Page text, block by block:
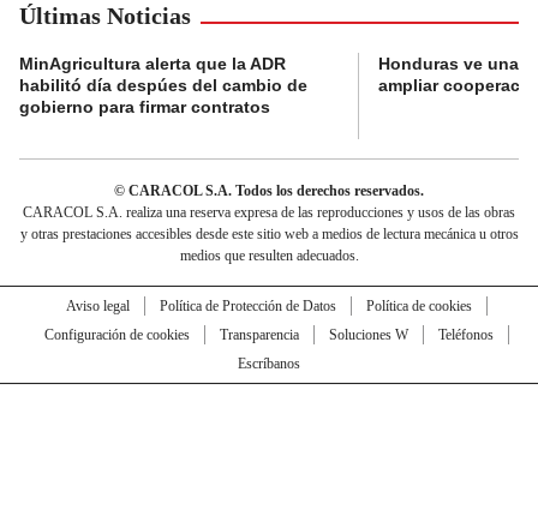
Últimas Noticias
MinAgricultura alerta que la ADR
habilitó día despúes del cambio de
gobierno para firmar contratos
Honduras ve una
ampliar
© CARACOL S.A. Todos los derechos reservados.
CARACOL S.A. realiza una reserva expresa de las reproducciones y usos de las obras
y otras prestaciones accesibles desde este sitio web a medios de lectura mecánica u otros
medios que resulten adecuados.
Aviso legal Política de Protección de Datos
Política de cookies
Configuración de cookies
Transparencia Soluciones W
Teléfonos
Escríbanos